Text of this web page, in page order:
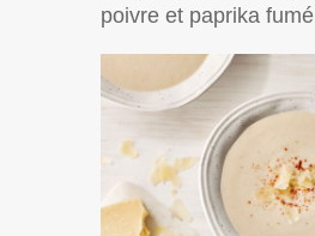
poivre et paprika fumé